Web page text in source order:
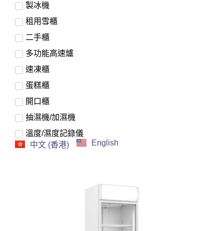
製冰機
租用雪櫃
二手櫃
多功能高速爐
速凍櫃
蛋糕櫃
開口櫃
抽濕機/加濕機
溫度/濕度記錄儀
中文 (香港)
English